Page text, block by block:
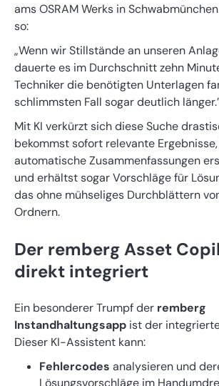
ams OSRAM Werks in
so:
„Wenn wir Stillstände an unseren
dauerte es im Durchschnitt zehn
Techniker die benötigten Unterlagen
schlimmsten Fall sogar deutlich
Mit KI verkürzt sich diese Suche
bekommst sofort relevante
automatische Zusammenfassungen
und erhältst sogar Vorschläge für
das ohne mühseliges Durchblättern
Ordnern.
Der remberg Asset
direkt integriert
Ein besonderer Trumpf der remberg
Instandhaltungsapp ist der
Dieser KI-Assistent kann:
Fehlercodes analysieren und
Lösungsvorschläge im